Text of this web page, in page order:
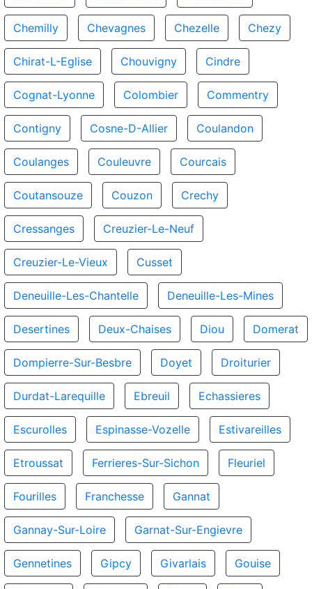
Chemilly Chevagnes Chezelle Chezy
Chirat-L-Eglise Chouvigny Cindre
Cognat-Lyonne Colombier Commentry
Contigny Cosne-D-Allier Coulandon
Coulanges Couleuvre Courcais
Coutansouze Couzon Crechy
Cressanges Creuzier-Le-Neuf
Creuzier-Le-Vieux Cusset
Deneuille-Les-Chantelle Deneuille-Les-Mines
Desertines Deux-Chaises Diou Domerat
Dompierre-Sur-Besbre Doyet Droiturier
Durdat-Larequille Ebreuil Echassieres
Escurolles Espinasse-Vozelle Estivareilles
Etroussat Ferrieres-Sur-Sichon Fleuriel
Fourilles Franchesse Gannat
Gannay-Sur-Loire Garnat-Sur-Engievre
Gennetines Gipcy Givarlais Gouise